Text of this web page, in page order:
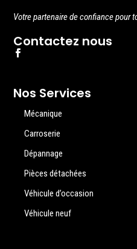
Votre partenaire de confiance pour
Contactez nous
Nos Services
Mécanique
Carroserie
Dépannage
Pièces détachées
Véhicule d’occasion
Véhicule neuf